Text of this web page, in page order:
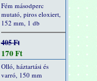
Fém másodperc
mutató, piros eloxiert,
152 mm, 1 db
405 Ft
170 Ft
Olló, háztartási és
varró, 150 mm